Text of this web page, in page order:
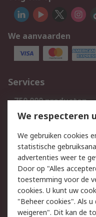
We aanvaarden
Services
750.000 producten
Bestellen
Track & Trace
Wettelijk
Cookiebeleid
Privacybeleid
Algemene
We respecteren
We gebruiken cookies
statistische
advertenties weer te
Door op "Alles
toestemming voor de
cookies. U kunt uw
"Beheer cookies". Als
weigeren". Dit kan de